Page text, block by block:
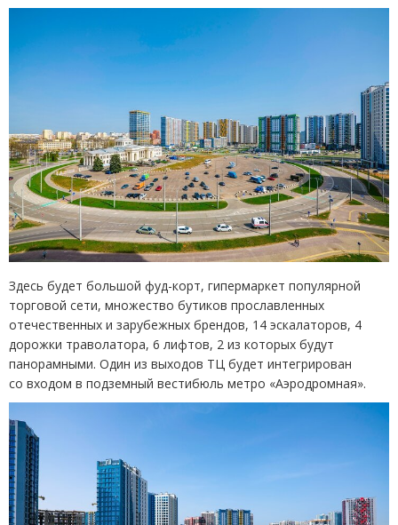
Здесь будет большой фуд-корт, гипермаркет популярной
торговой сети, множество бутиков прославленных
отечественных и зарубежных брендов, 14 эскалаторов, 4
дорожки траволатора, 6 лифтов, 2 из которых будут
панорамными. Один из выходов ТЦ будет интегрирован
со входом в подземный вестибюль метро «Аэродромная».